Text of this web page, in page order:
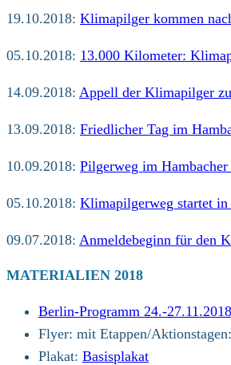
19.10.2018: Klimapilger kommen
05.10.2018: 13.000 Kilometer:
14.09.2018: Appell der Klimapilger
13.09.2018: Friedlicher Tag im
10.09.2018: Pilgerweg im Hambacher
05.10.2018: Klimapilgerweg startet in
09.07.2018: Anmeldebeginn für den
MATERIALIEN 2018
Berlin-Programm 24.-27.11.2018
Flyer: mit Etappen/Aktionstagen:
Plakat: Basisplakat